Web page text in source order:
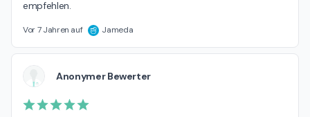
empfehlen.
Vor 7 Jahren auf Jameda
Anonymer Bewerter